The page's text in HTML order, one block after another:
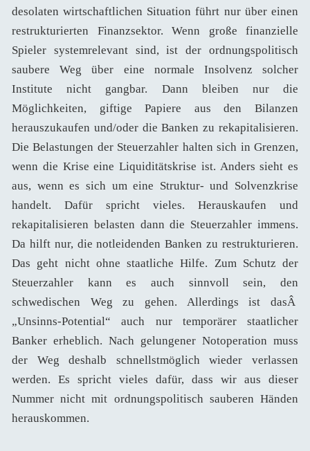
desolaten wirtschaftlichen Situation führt nur über einen
restrukturierten Finanzsektor. Wenn große finanzielle
Spieler systemrelevant sind, ist der ordnungspolitisch
saubere Weg über eine normale Insolvenz solcher
Institute nicht gangbar. Dann bleiben nur die
Möglichkeiten, giftige Papiere aus den Bilanzen
herauszukaufen und/oder die Banken zu rekapitalisieren.
Die Belastungen der Steuerzahler halten sich in Grenzen,
wenn die Krise eine Liquiditätskrise ist. Anders sieht es
aus, wenn es sich um eine Struktur- und Solvenzkrise
handelt. Dafür spricht vieles. Herauskaufen und
rekapitalisieren belasten dann die Steuerzahler immens.
Da hilft nur, die notleidenden Banken zu restrukturieren.
Das geht nicht ohne staatliche Hilfe. Zum Schutz der
Steuerzahler kann es auch sinnvoll sein, den
schwedischen Weg zu gehen. Allerdings ist dasÂ
„Unsinns-Potential“ auch nur temporärer staatlicher
Banker erheblich. Nach gelungener Notoperation muss
der Weg deshalb schnellstmöglich wieder verlassen
werden. Es spricht vieles dafür, dass wir aus dieser
Nummer nicht mit ordnungspolitisch sauberen Händen
herauskommen.